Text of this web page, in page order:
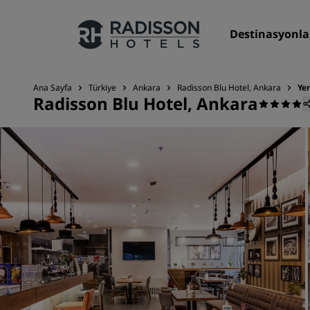
Markalarımız
Radisson Hotels Markaları
Ana Sayfa Türkiye Ankara Radisson Blu Hotel, Ankara
Radisson Blu Hotel, Ankara